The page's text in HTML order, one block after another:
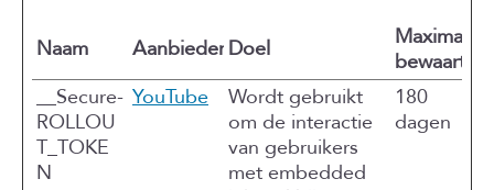
Naam Aanbieder Doel
Maximale
__Secure-
ROLLOU
T_TOKE
N
YouTube
Wordt gebruikt
om de interactie
van gebruikers
met embedded
180
dagen